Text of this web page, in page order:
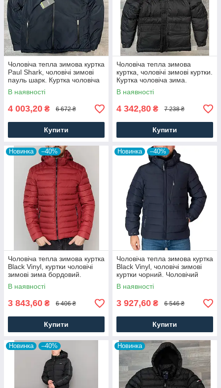
Чоловіча тепла зимова куртка
Paul Shark, чоловічі зимові
пауль шарк. Куртка чоловіча
зима. Чоловічий одяг
В наявності
4 003,20 ₴ 6 672 ₴
Купити
Чоловіча тепла зимова
куртка, чоловічі зимові куртки.
Куртка чоловіча зима.
Чоловічий одяг
В наявності
4 342,80 ₴ 7 238 ₴
Купити
Новинка –40%
Чоловіча тепла зимова куртка
Black Vinyl, куртки чоловічі
зимові зима бордовий.
Чоловічий одяг
В наявності
3 843,60 ₴ 6 406 ₴
Купити
Новинка –40%
Чоловіча тепла зимова куртка
Black Vinyl, чоловічі зимові
куртки чорний. Чоловічий
одяг
В наявності
3 927,60 ₴ 6 546 ₴
Купити
Новинка –40% Новинка